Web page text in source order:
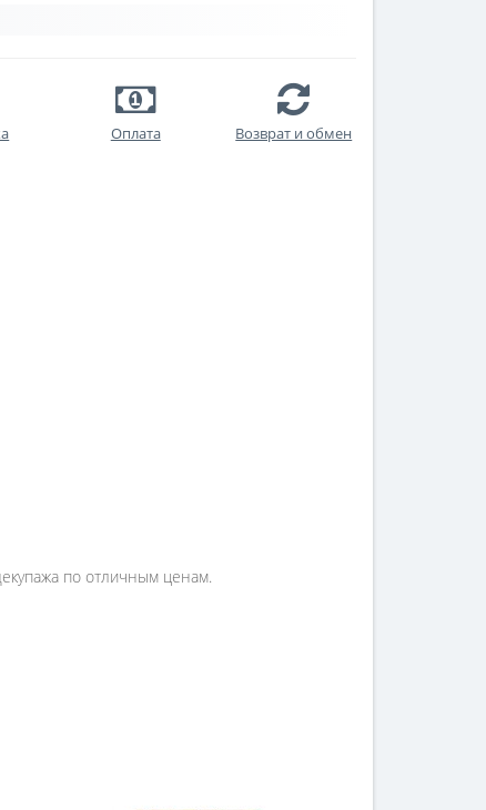
Оплата Возврат и обмен
по отличным ценам.